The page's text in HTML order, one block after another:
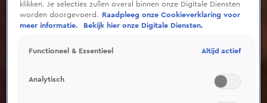
klikken. Je selecties zullen overal binnen onze Digitale Diensten
worden doorgevoerd.
Raadpleeg onze Cookieverklaring voor
meer informatie.
Bekijk hier onze Digitale Diensten.
Functioneel & Essentieel Altijd actief
Analytisch